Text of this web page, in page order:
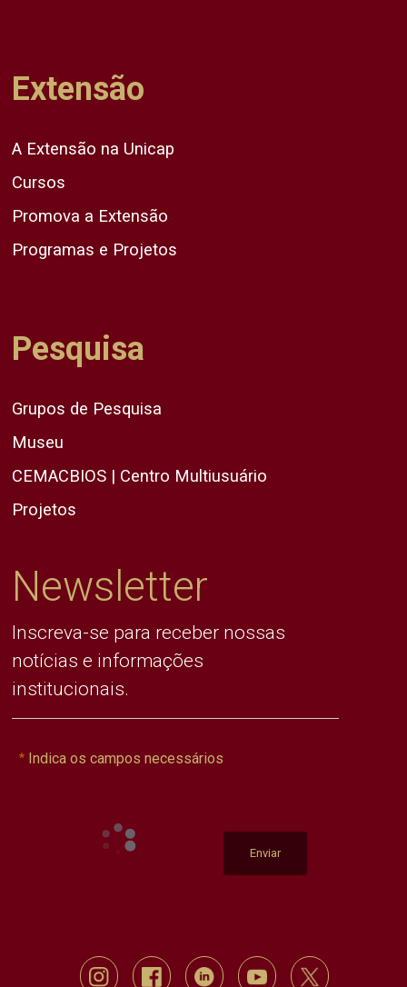
Extensão
A Extensão na Unicap
Cursos
Promova a Extensão
Programas e Projetos
Pesquisa
Grupos de Pesquisa
Museu
CEMACBIOS | Centro Multiusuário
Projetos
Newsletter
Inscreva-se para receber nossas
notícias e informações
institucionais.
Indica os campos necessários
Enviar